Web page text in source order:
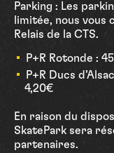
Parking : Les
limitée, nous vous
Relais de la CTS.
P+R Rotonde :
P+R Ducs
4,20€
En raison du
SkatePark sera
partenaires.